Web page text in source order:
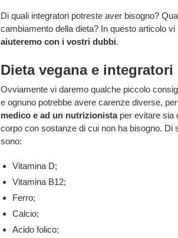
Di quali integratori potreste aver bisogno?
cambiamento della dieta? In questo articolo
aiuteremo con i vostri dubbi.
Dieta vegana e integratori
Ovviamente vi daremo qualche piccolo
e ognuno potrebbe avere carenze diverse,
medico e ad un nutrizionistaper evitare sia
corpo con sostanze di cui non ha bisogno. Di
sono:
Vitamina D;
Vitamina B12;
Ferro;
Calcio;
Acido folico;